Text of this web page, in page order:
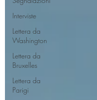
Interviste
Lettera da
Washington
Lettera da
Bruxelles
Lettera da
Parigi